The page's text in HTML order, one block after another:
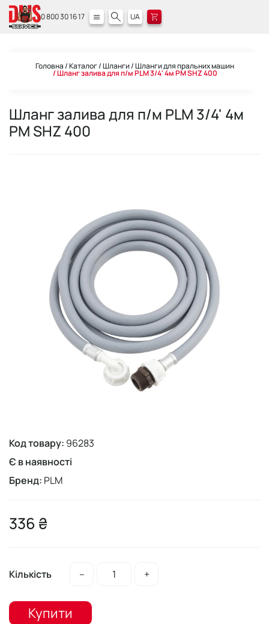
0 800 30 16 17 UA
Головна Каталог Шланги Шланги для пральних машин
Шланг залива для п/м PLM 3/4' 4м PM SHZ 400
Шланг залива для п/м PLM 3/4' 4м
PM SHZ 400
Код товару: 96283
Є в наявності
Бренд: PLM
336 ₴
Кількість – +
Купити